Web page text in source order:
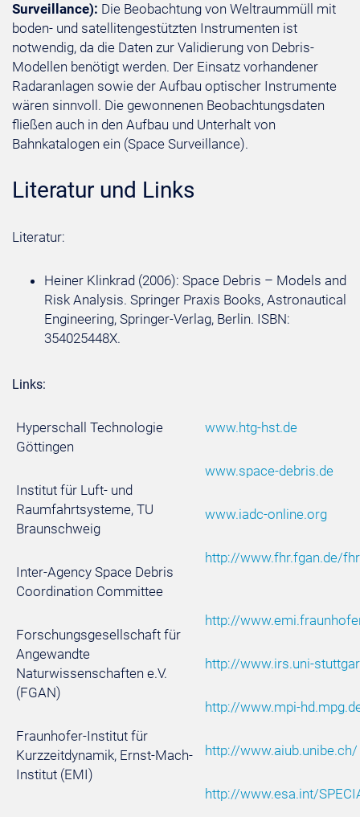
Surveillance): Die Beobachtung von Weltraummüll mit
boden- und satellitengestützten Instrumenten ist
notwendig, da die Daten zur Validierung von Debris-
Modellen benötigt werden. Der Einsatz vorhandener
Radaranlagen sowie der Aufbau optischer Instrumente
wären sinnvoll. Die gewonnenen Beobachtungsdaten
fließen auch in den Aufbau und Unterhalt von
Bahnkatalogen ein (Space Surveillance).
Literatur und Links
Literatur:
Heiner Klinkrad (2006): Space Debris – Models and
Risk Analysis. Springer Praxis Books, Astronautical
Engineering, Springer-Verlag, Berlin. ISBN:
354025448X.
Links:
Hyperschall Technologie
Göttingen
Institut für Luft- und
Raumfahrtsysteme, TU
Braunschweig
Inter-Agency Space Debris
Coordination Committee
Forschungsgesellschaft für
Angewandte
Naturwissenschaften e.V.
(FGAN)
Fraunhofer-Institut für
Kurzzeitdynamik, Ernst-Mach-
Institut (EMI)
www.htg-hst.de
www.space-debris.de
www.iadc-online.org
http://www.fhr.fgan.de/
http://
http://www.irs.uni-
http://www.mpi-
http://www.aiub.unibe.ch/
http://www.esa.int/